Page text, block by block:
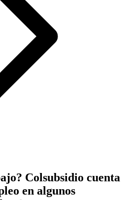
Colsubsidio cuenta
en algunos